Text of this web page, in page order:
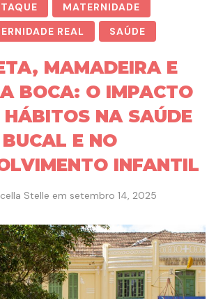
MATERNIDADE
REAL
SAÚDE
MAMADEIRA E
BOCA: O IMPACTO
HÁBITOS NA SAÚDE
BUCAL E NO
INFANTIL
Stelle em setembro 14, 2025